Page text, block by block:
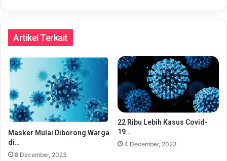
Artikel Terkait
Masker Mulai Diborong Warga
di…
8 December, 2023
22 Ribu Lebih Kasus Covid-
19…
4 December, 2023